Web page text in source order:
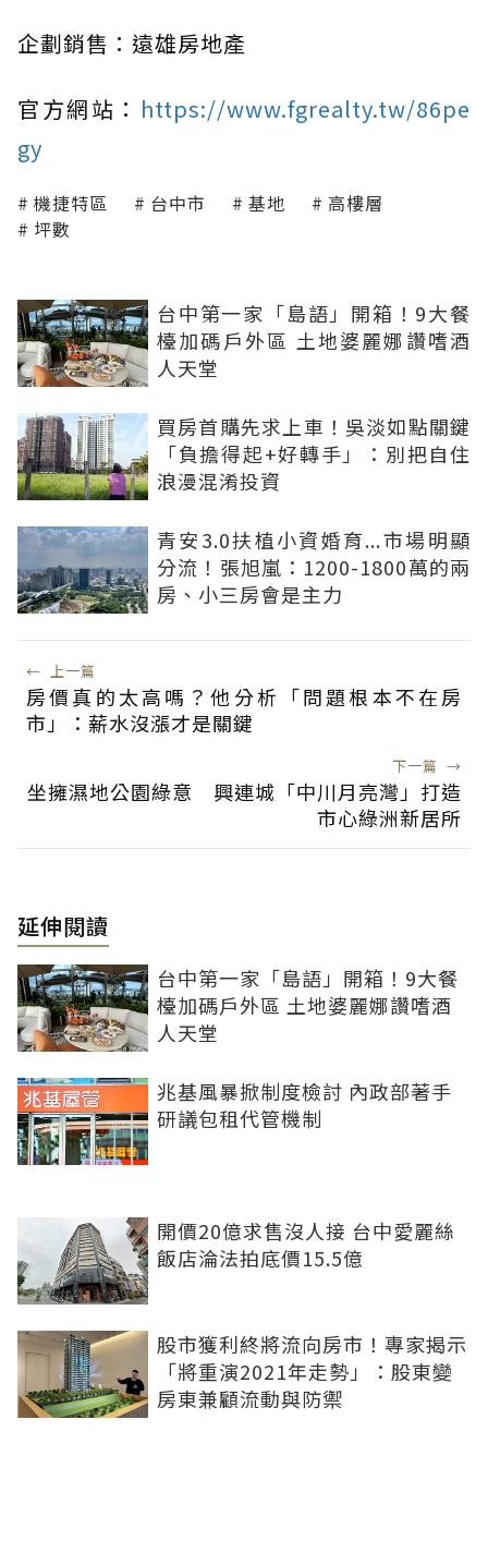
企劃銷售：遠雄房地產
官方網站： https://www.fgrealty.tw/86pe
gy
機捷特區 台中市 基地
高樓層
坪數
台中第一家「島語」開箱！9大餐
檯加碼戶外區 土地婆麗娜讚嗜酒
人天堂
買房首購先求上車！吳淡如點關鍵
「負擔得起+好轉手」：別把自住
浪漫混淆投資
青安3.0扶植小資婚育...市場明顯
分流！張旭嵐：1200-1800萬的兩
房、小三房會是主力
← 上一篇
房價真的太高嗎？他分析「問題根本不在房
市」：薪水沒漲才是關鍵
下一篇 →
坐擁濕地公園綠意 興連城「中川月亮灣」打造
市心綠洲新居所
延伸閱讀
台中第一家「島語」開箱！9大餐
檯加碼戶外區 土地婆麗娜讚嗜酒
人天堂
兆基風暴掀制度檢討 內政部著手
研議包租代管機制
開價20億求售沒人接 台中愛麗絲
飯店淪法拍底價15.5億
股市獲利終將流向房市！專家揭示
「將重演2021年走勢」：股東變
房東兼顧流動與防禦